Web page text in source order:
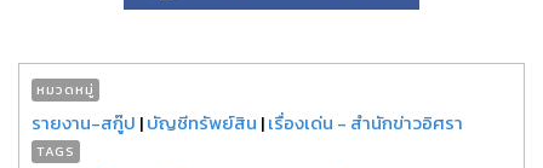
หมวดหมู่
รายงาน-สกู๊ป |บัญชีทรัพย์สิน |เรื่องเด่น - สำนักข่าวอิศรา
TAGS